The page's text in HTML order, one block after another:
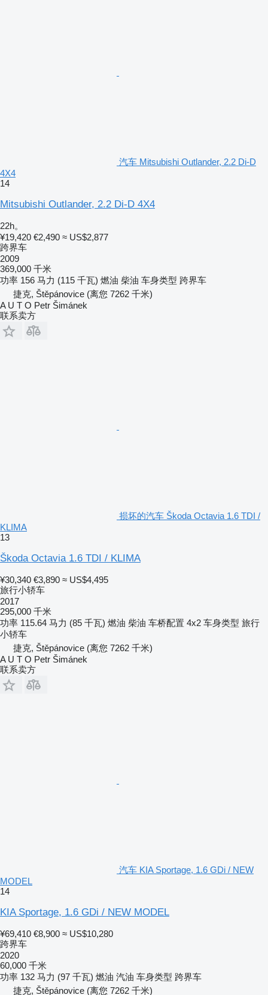
汽车 Mitsubishi Outlander, 2.2 Di-D
4X4
14
Mitsubishi Outlander, 2.2 Di-D 4X4
22h。
¥19,420 €2,490 ≈ US$2,877
跨界车
2009
369,000 千米
功率 156 马力 (115 千瓦) 燃油 柴油 车身类型 跨界车
捷克, Štěpánovice (离您 7262 千米)
A U T O Petr Šimánek
联系卖方
损坏的汽车 Škoda Octavia 1.6 TDI /
KLIMA
13
Škoda Octavia 1.6 TDI / KLIMA
¥30,340 €3,890 ≈ US$4,495
旅行小轿车
2017
295,000 千米
功率 115.64 马力 (85 千瓦) 燃油 柴油 车桥配置 4x2 车身类型 旅行
小轿车
捷克, Štěpánovice (离您 7262 千米)
A U T O Petr Šimánek
联系卖方
汽车 KIA Sportage, 1.6 GDi / NEW
MODEL
14
KIA Sportage, 1.6 GDi / NEW MODEL
¥69,410 €8,900 ≈ US$10,280
跨界车
2020
60,000 千米
功率 132 马力 (97 千瓦) 燃油 汽油 车身类型 跨界车
捷克, Štěpánovice (离您 7262 千米)